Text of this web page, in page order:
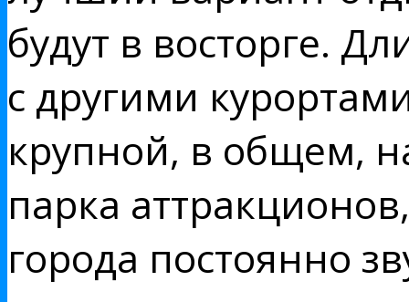
будут в восторге.
с другими
крупной, в общем,
парка
города постоянно